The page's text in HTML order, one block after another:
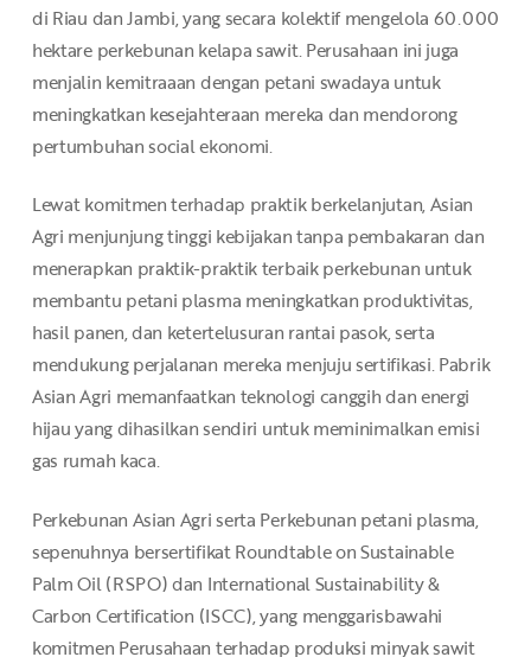
di Riau dan Jambi, yang secara kolektif mengelola 60.000
hektare perkebunan kelapa sawit. Perusahaan ini juga
menjalin kemitraaan dengan petani swadaya untuk
meningkatkan kesejahteraan mereka dan mendorong
pertumbuhan social ekonomi.
Lewat komitmen terhadap praktik berkelanjutan, Asian
Agri menjunjung tinggi kebijakan tanpa pembakaran dan
menerapkan praktik-praktik terbaik perkebunan untuk
membantu petani plasma meningkatkan produktivitas,
hasil panen, dan ketertelusuran rantai pasok, serta
mendukung perjalanan mereka menjuju sertifikasi. Pabrik
Asian Agri memanfaatkan teknologi canggih dan energi
hijau yang dihasilkan sendiri untuk meminimalkan emisi
gas rumah kaca.
Perkebunan Asian Agri serta Perkebunan petani plasma,
sepenuhnya bersertifikat Roundtable on Sustainable
Palm Oil (RSPO) dan International Sustainability &
Carbon Certification (ISCC), yang menggarisbawahi
komitmen Perusahaan terhadap produksi minyak sawit